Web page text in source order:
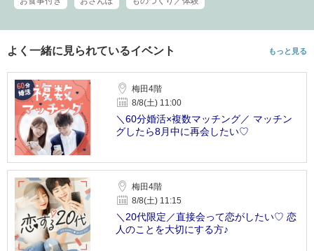
よく一緒に見られているイベント もっと見る
梅田4階
8/8(土) 11:00
＼60分婚活×複数マッチング／ マッチン
グしたら8月中に再会したい♡
梅田4階
8/8(土) 11:15
＼20代限定／直接会って恋がしたい♡ 恋
人のことを大切にする方♪